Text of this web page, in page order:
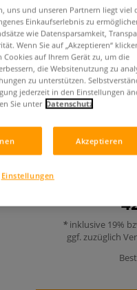
AQUA ELITE™
0 Bewertungen
Farbaufnahmefähigkeit.
Imitation. Perfekt
inklusive 19%
ggf. zuzüglich
uns und unseren Partnern liegt viel
Einkaufserlebnis zu
wie Datensparsamkeit,
Wenn Sie auf „Akzeptieren“
Cookies auf Ihrem Gerät zu, um die
die Websitenutzung zu
zu unterstützen.
jederzeit in den Einstellungen
Sie unter Datenschutz
Akzeptieren
Einstellungen